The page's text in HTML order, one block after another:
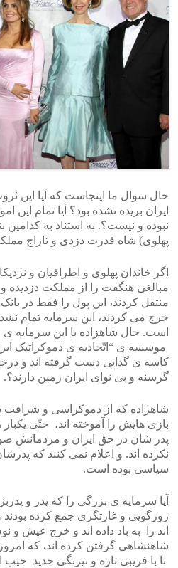
حال سوال ما اینجاست که آیا این
ایران بریده نشده بود؟ آیا تمام این
نبوده و نیست؟. به استناد به
پهلوی) شاه قدرت دزدی و تاراج
اگر خاندان پهلوی و اطرافیان و
مبالغی هنگفت را از مملکت دزدیده و
منتقل کردند، این پول را فقط در
خرج می کردند، این سرمایه تمام
است. حال شاهزاده با این سرمایه ی
موسسه ی “اتّحادیه ی دموکراتیک
کاسه ی گدایی دست گرفته اند و
گرسنه و بی نوای ایران زمین دارند؟.
شاهزاده که از دموکراسی و
بازی هایش را آموخته اند، حتّی
پدر شان در حق ایران و مردمانش
نکرده اند. و اعلام نمی کنند که
سیاسی بوده است.
آیا سرمایه ی بزرگی را که پدر و
زورگویی و غارتگری جمع کرده
اند را به باد داده اند و خرج عیش
شاهنشاهی گرفتن کرده اند، که
تا با فریبی تازه و نیرنگی جدید